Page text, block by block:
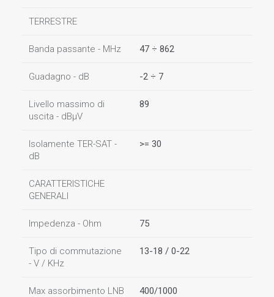
TERRESTRE
Banda passante - MHz 47 ÷ 862
Guadagno - dB -2 ÷ 7
Livello massimo di
uscita - dBµV
89
Isolamente TER-SAT -
dB
>= 30
CARATTERISTICHE
GENERALI
Impedenza - Ohm 75
Tipo di commutazione
- V / KHz
13-18 / 0-22
Max assorbimento LNB
400/1000